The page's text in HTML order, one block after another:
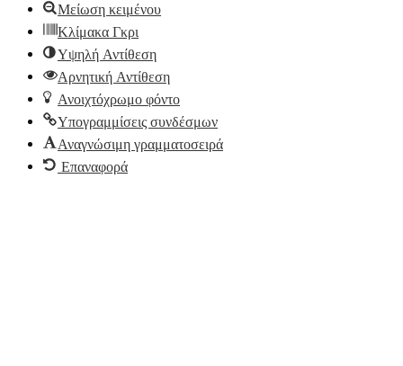
Μείωση κειμένου
Κλίμακα Γκρι
Υψηλή Αντίθεση
Αρνητική Αντίθεση
Ανοιχτόχρωμο φόντο
Υπογραμμίσεις συνδέσμων
Αναγνώσιμη γραμματοσειρά
Επαναφορά